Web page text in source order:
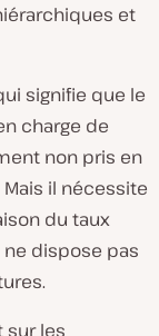
et
signifie que le
charge de
non pris en
Mais il nécessite
du taux
dispose pas
sur les